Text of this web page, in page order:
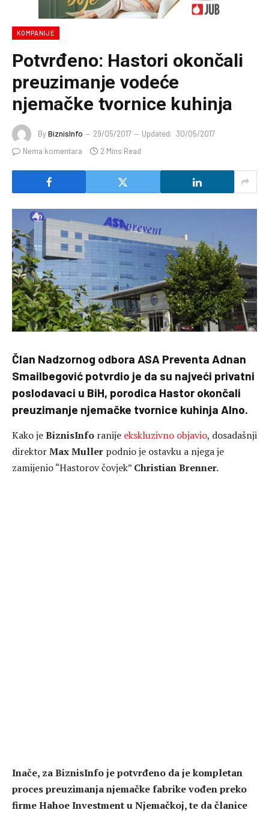
KOMPANIJE
Potvrđeno: Hastori okončali
preuzimanje vodeće
njemačke tvornice kuhinja
ByBiznisInfo 29/05/2017 Updated: 30/05/2017
Nema komentara
2 Mins Read
Član Nadzornog odbora ASA Preventa Adnan
Smailbegović potvrdio je da su najveći privatni
poslodavaci u BiH, porodica Hastor okončali
preuzimanje njemačke tvornice kuhinja Alno.
Kako jeBiznisInfo ranije ekskluzivno objavio, dosadašnji
direktorMax Muller podnio je ostavku a njega je
zamijenio “Hastorov čovjek” Christian Brenner.
Inače, za BiznisInfo je potvrđeno da je kompletan
proces preuzimanja njemačke fabrike vođen preko
firme Hahoe Investment u Njemačkoj, te da članice